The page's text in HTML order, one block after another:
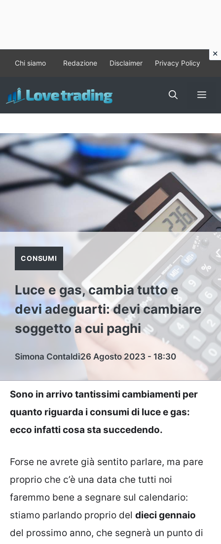
contenuto
Chi siamo Redazione Disclaimer Privacy Policy
CONSUMI
Luce e gas, cambia tutto e
devi adeguarti: devi cambiare
soggetto a cui paghi
Simona Contaldi26 Agosto 2023 - 18:30
Sono in arrivo tantissimi cambiamenti per
quanto riguarda i consumi di luce e gas:
ecco infatti cosa sta succedendo.
Forse ne avrete già sentito parlare, ma pare
proprio che c’è una data che tutti noi
faremmo bene a segnare sul calendario:
stiamo parlando proprio del dieci gennaio
del prossimo anno, che segnerà un punto di